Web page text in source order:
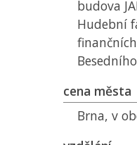
budova
Hudební
cena města
Brna, v